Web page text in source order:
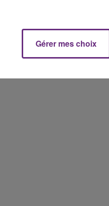
14h00 - 15h00
Gérer mes choix